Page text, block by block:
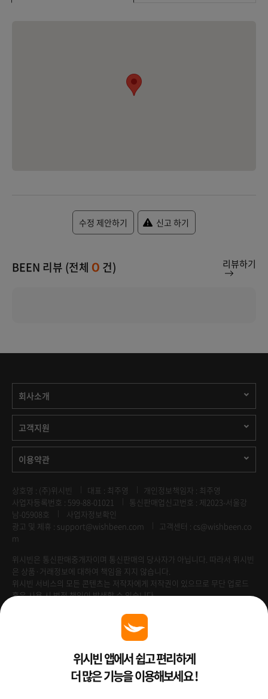
수정 제안하기 신고 하기
BEEN 리뷰 (전체 0 건) 리뷰하기
회사소개
고객지원
이용약관
상호명 : (주)위시빈 대표 : 최주영
개인정보책임자 : 최주영
사업자등록번호 : 599-88-01021
통신판매업신고번호 : 제2023-서울강
남-05908호
사업자정보확인
광고 및 제휴 : support@wishbeen.com
고객센터 : cs@wishbeen.co
m
위시빈은 통신판매중개자이며 통신판매의 당사자가 아닙니다. 따라서 위시빈
은 상품·거래정보에 대하여 책임을 지지 않습니다.
위시빈 서비스의 모든 콘텐츠는 저작자에게 저작권이 있으므로 무단 업로드
혹은 사용 시 법적 책임이 발생할 수 있습니다.
Venture Enterprise위시빈 앱에서 쉽고 편리하게
더 많은 기능을 이용해보세요 !